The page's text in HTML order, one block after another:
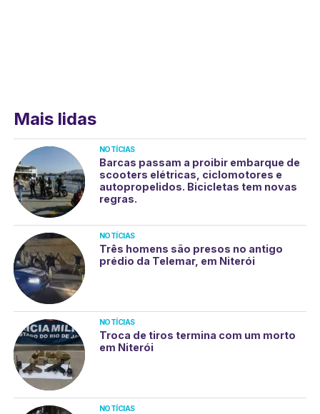
Mais lidas
NOTÍCIAS
Barcas passam a proibir embarque de
scooters elétricas, ciclomotores e
autopropelidos. Bicicletas tem novas
regras.
NOTÍCIAS
Três homens são presos no antigo
prédio da Telemar, em Niterói
NOTÍCIAS
Troca de tiros termina com um morto
em Niterói
NOTÍCIAS